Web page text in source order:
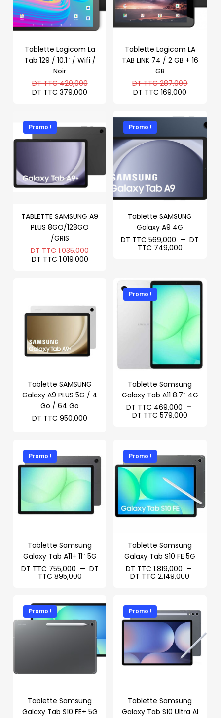
Tablette Logicom La
Tab 129 / 10.1″ / Wifi /
Noir
DT TTC420,000Le
TTC 420,000.
DT TTC 379,000
TTC 379,000.
Tablette Logicom LA
TAB LINK 74 / 2 GB + 16
GB
DT TTC287,000Le
DT
TTC
DT TTC 169,000
est :
TTC
Promo !
TABLETTE SAMSUNG A9
PLUS 8GO/128GO
/GRIS
DT TTC1.035,000Le
TTC 1.035,000.
DT TTC 1.019,000Le
TTC 1.019,000.
Promo !
Tablette SAMSUNG
Galaxy A9 4G
DT TTC 569,000 – DT
TTC 749,000Plage
TTC
à
DT
TTC
Tablette SAMSUNG
Galaxy A9 PLUS 5G / 4
Go / 64 Go
DT TTC 950,000
Promo !
Tablette Samsung
Galaxy Tab A11 8.7″ 4G
DT TTC 469,000 –
DT TTC 579,000
à
DT
TTC
Promo !
Tablette Samsung
Galaxy Tab A11+ 11″ 5G
DT TTC 755,000 – DT
TTC 895,000Plage
TTC 755,000
à
DT
TTC 895,000
Promo !
Tablette Samsung
Galaxy Tab S10 FE 5G
DT TTC 1.819,000 –
DT TTC 2.149,000
TTC
à
DT
TTC
Promo !
Tablette Samsung
Galaxy Tab S10 FE+ 5G
Promo !
Tablette Samsung
Galaxy Tab S10 Ultra AI